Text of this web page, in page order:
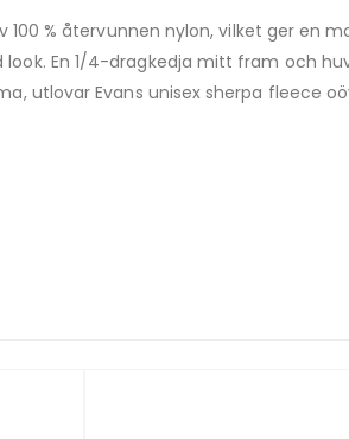
% återvunnen nylon, vilket ger en
En 1/4-dragkedja mitt fram och
utlovar Evans unisex sherpa fleece